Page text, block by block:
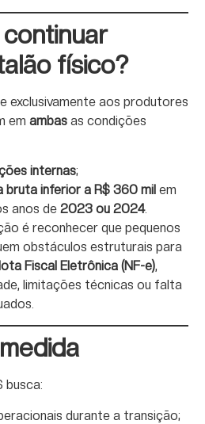
físico?
exclusivamente aos produtores
em ambas as condições
internas;
bruta inferior a R$ 360 mil em
anos de 2023 ou 2024.
é reconhecer que pequenos
obstáculos estruturais para
Fiscal Eletrônica (NF-e),
limitações técnicas ou falta
busca:
durante a transição;